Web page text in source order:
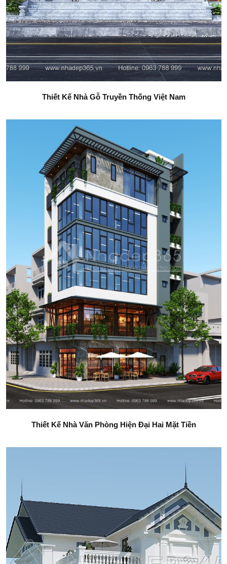
Thiết Kế Nhà Gỗ Truyền Thống Việt Nam
Thiết Kế Nhà Văn Phòng Hiện Đại Hai Mặt Tiền